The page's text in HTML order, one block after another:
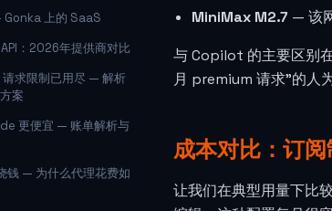
上的 SaaS
：2026年提供商对比
求限制已用尽 — 解析
案
更便宜 — 账单解析与
钱 — 为什么代理花费如
MiniMax M2.7 — 该
与 Copilot 的主要区别
月 premium 请求”的人
成本对比：订
让我们在典型用量下比